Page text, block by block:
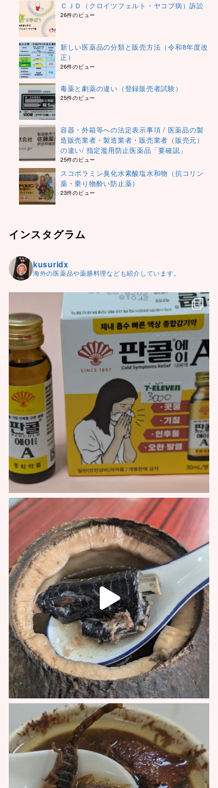
ＣＪＤ（クロイツフェルト・ヤコブ病）訴訟
26件のビュー
新しい医薬品の分類と販売方法（令和8年度改
正）
26件のビュー
毒薬と劇薬の違い（登録販売者試験）
25件のビュー
容器・外箱等への法定表示事項 / 医薬品の製
造販売業者・製造業者・販売業者（販売元）
の違い/ 指定濫用防止医薬品「要確認」
25件のビュー
スコポラミン臭化水素酸塩水和物（抗コリン
薬・乗り物酔い防止薬）
23件のビュー
インスタグラム
kusuridx
海外の医薬品や薬膳料理なども紹介しています。